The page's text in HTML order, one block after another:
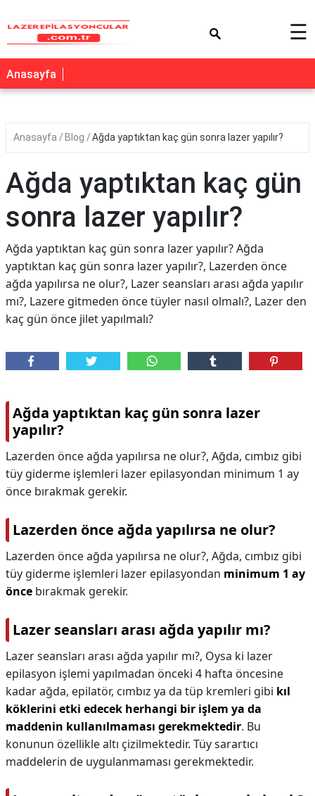
☰
Anasayfa
Anasayfa Blog Ağda yaptıktan kaç gün sonra lazer yapılır?
Ağda yaptıktan kaç gün
sonra lazer yapılır?
Ağda yaptıktan kaç gün sonra lazer yapılır? Ağda
yaptıktan kaç gün sonra lazer yapılır?, Lazerden önce
ağda yapılırsa ne olur?, Lazer seansları arası ağda yapılır
mı?, Lazere gitmeden önce tüyler nasıl olmalı?, Lazer den
kaç gün önce jilet yapılmalı?
Ağda yaptıktan kaç gün sonra lazer
yapılır?
Lazerden önce ağda yapılırsa ne olur?, Ağda, cımbız gibi
tüy giderme işlemleri lazer epilasyondan minimum 1 ay
önce bırakmak gerekir.
Lazerden önce ağda yapılırsa ne olur?
Lazerden önce ağda yapılırsa ne olur?, Ağda, cımbız gibi
tüy giderme işlemleri lazer epilasyondan minimum 1 ay
önce bırakmak gerekir.
Lazer seansları arası ağda yapılır mı?
Lazer seansları arası ağda yapılır mı?, Oysa ki lazer
epilasyon işlemi yapılmadan önceki 4 hafta öncesine
kadar ağda, epilatör, cımbız ya da tüp kremleri gibi kıl
köklerini etki edecek herhangi bir işlem ya da
maddenin kullanılmaması gerekmektedir. Bu
konunun özellikle altı çizilmektedir. Tüy sarartıcı
maddelerin de uygulanmaması gerekmektedir.